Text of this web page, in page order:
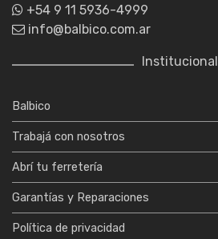
+54 9 11 5936-4999
info@balbico.com.ar
Institucional
Balbico
Trabajá con nosotros
Abrí tu ferretería
Garantías y Reparaciones
Política de privacidad